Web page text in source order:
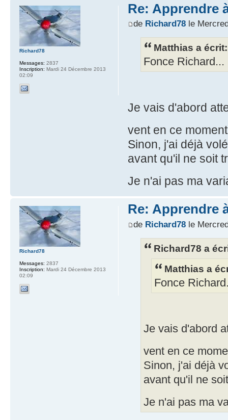
Re: Apprendre
de Richard78le
Matthias a écrit:
Fonce
Je vais d'abord
vent en ce
Sinon, j'ai déjà
avant qu'il ne soit
Je n'ai pas ma
Richard78
Messages: 2837
Inscription: Mardi 24 Décembre 2013
02:09
Re: Apprendre
de Richard78le
Richard78 a
Matthias a
Fonce
Je vais d'abord
vent en ce
Sinon, j'ai déjà
avant qu'il ne
Je n'ai pas ma
Richard78
Messages: 2837
Inscription: Mardi 24 Décembre 2013
02:09